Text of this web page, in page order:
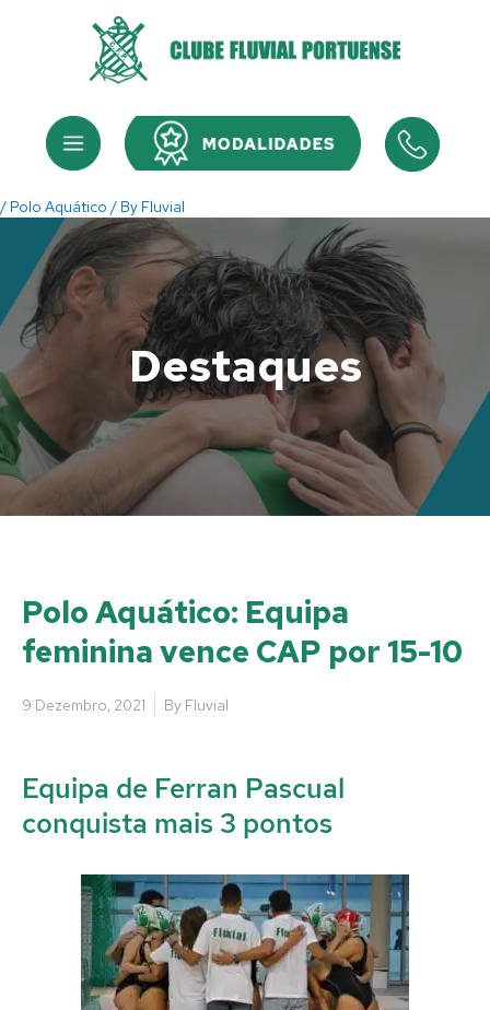
Menu Menu
/ Polo Aquático / By Fluvial
Destaques
Polo Aquático: Equipa
feminina vence CAP por 15-10
9 Dezembro, 2021 By Fluvial
Equipa de Ferran Pascual
conquista mais 3 pontos